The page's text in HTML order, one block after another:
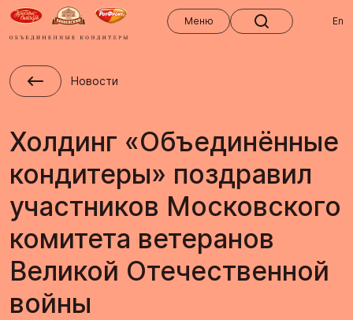
Меню
En
Новости
Холдинг «Объединённые
кондитеры» поздравил
участников Московского
комитета ветеранов
Великой Отечественной
войны